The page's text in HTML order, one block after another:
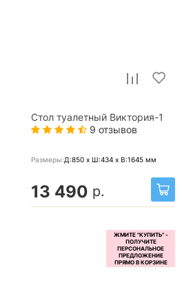
Стол туалетный Виктория-1
9 отзывов
Размеры:Д:850 x Ш:434 x В:1645 мм
13 490 р.